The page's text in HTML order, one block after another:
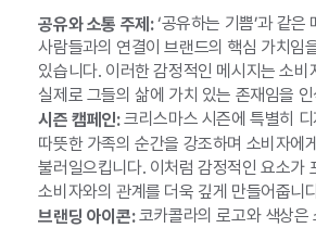
공유와 소통 주제:‘공유하는 기쁨’과 같은
사람들과의 연결이 브랜드의 핵심 가치임
있습니다. 이러한 감정적인 메시지는 소비
실제로 그들의 삶에 가치 있는 존재임을
시즌 캠페인:크리스마스 시즌에 특별히
따뜻한 가족의 순간을 강조하며 소비자에
불러일으킵니다. 이처럼 감정적인 요소가
소비자와의 관계를 더욱 깊게 만들어줍니
브랜딩 아이콘:코카콜라의 로고와 색상은